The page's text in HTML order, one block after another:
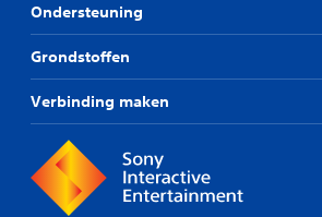
Ondersteuning
Grondstoffen
Verbinding maken